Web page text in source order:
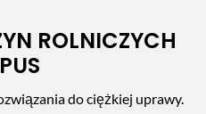
ROLNICZYCH
do ciężkiej uprawy.